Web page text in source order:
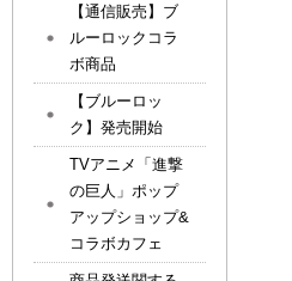
【通信販売】ブ
ルーロックコラ
ボ商品
【ブルーロッ
ク】発売開始
TVアニメ「進撃
の巨人」ポップ
アップショップ&
コラボカフェ